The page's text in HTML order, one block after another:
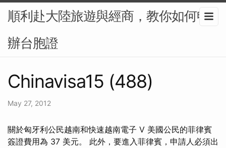
順利赴大陸旅遊與經商，教你如何申
辦台胞證
Chinavisa15 (488)
May 27, 2012
關於匈牙利公民越南和快速越南電子 V 美國公民的菲律賓
簽證費用為 37 美元。 此外，要進入菲律賓，申請人必須出